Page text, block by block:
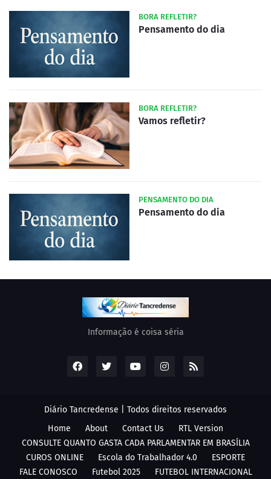
BORA REFLETIR?
Pensamento do dia
BORA REFLETIR?
Vamos refletir?
PENSAMENTO DO DIA
Pensamento do dia
Informação é coisa séria
Diário Tancredense | Todos direitos reservados
Home
About Contact Us
RTL Version
CONSULTE QUANTO GASTA CADA PARLAMENTAR EM BRASÍLIA
CUROS ONLINE
Escola do Trabalhador 4.0
ESPORTE
FALE CONOSCO
Futebol 2025 FUTEBOL INTERNACIONAL